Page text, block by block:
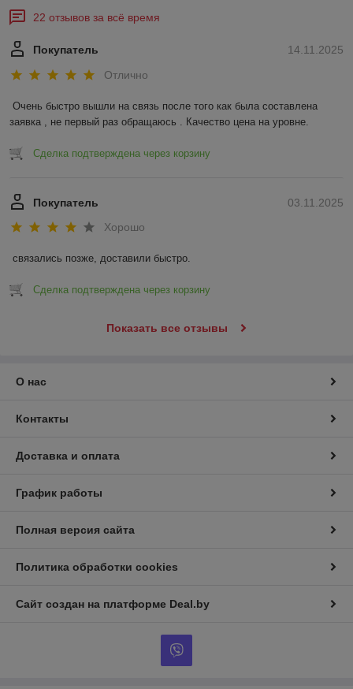
22 отзывов за всё время
14.11.2025
Покупатель
Отлично
Очень быстро вышли на связь после того как была составлена
заявка , не первый раз обращаюсь . Качество цена на уровне.
Сделка подтверждена через корзину
03.11.2025
Покупатель
Хорошо
связались позже, доставили быстро.
Сделка подтверждена через корзину
Показать все отзывы
О нас
Контакты
Доставка и оплата
График работы
Полная версия сайта
Политика обработки cookies
Сайт создан на платформе Deal.by